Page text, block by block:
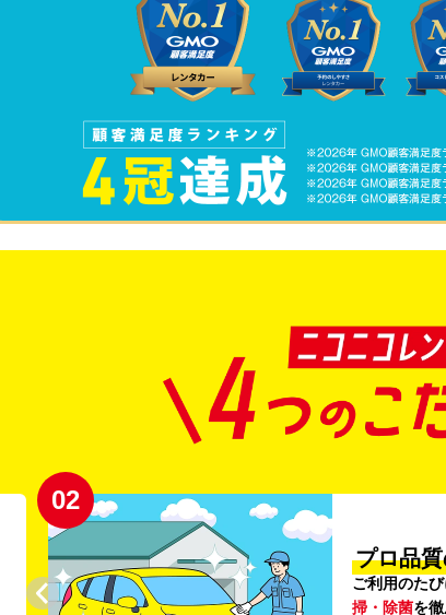
02
プロ品
ご利用のた
掃・除菌を